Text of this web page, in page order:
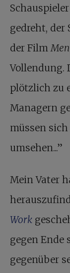
gedreht, der
der Film
Vollendung.
plötzlich zu
Managern
müssen
umsehen...”
Mein Vater
Work
gegen Ende
gegenüber